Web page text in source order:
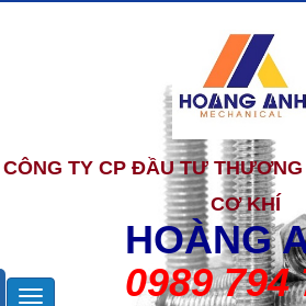
CÔNG TY CP ĐẦU TƯ
CƠ KHÍ
HOÀNG
0989 794